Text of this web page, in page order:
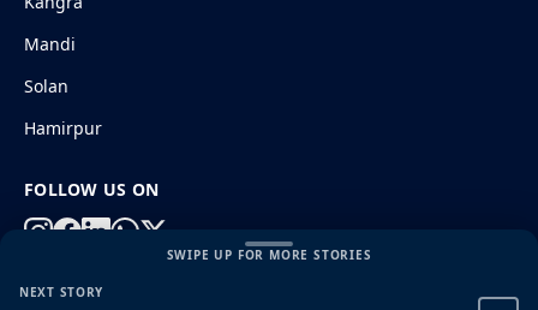
SWIPE UP FOR MORE STORIES
NEXT STORY
Mandi
Solan
Hamirpur
FOLLOW US ON
© 2026 HimachalGovt.com